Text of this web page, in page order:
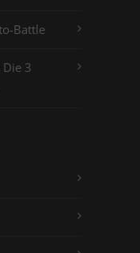
Battle
3